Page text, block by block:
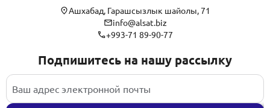
Ашхабад, Гарашсызлык шайолы, 71
info@alsat.biz
+993-71 89-90-77
Подпишитесь на нашу рассылку